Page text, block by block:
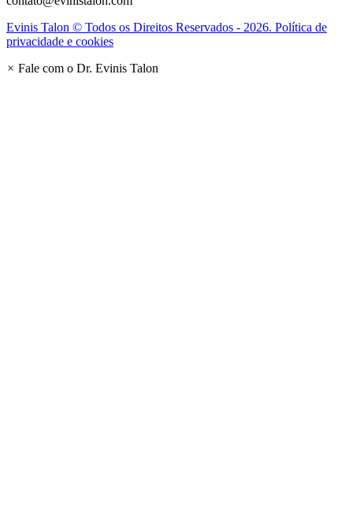
Evinis Talon © Todos os Direitos Reservados - 2026. Política de
privacidade e cookies
× Fale com o Dr. Evinis Talon